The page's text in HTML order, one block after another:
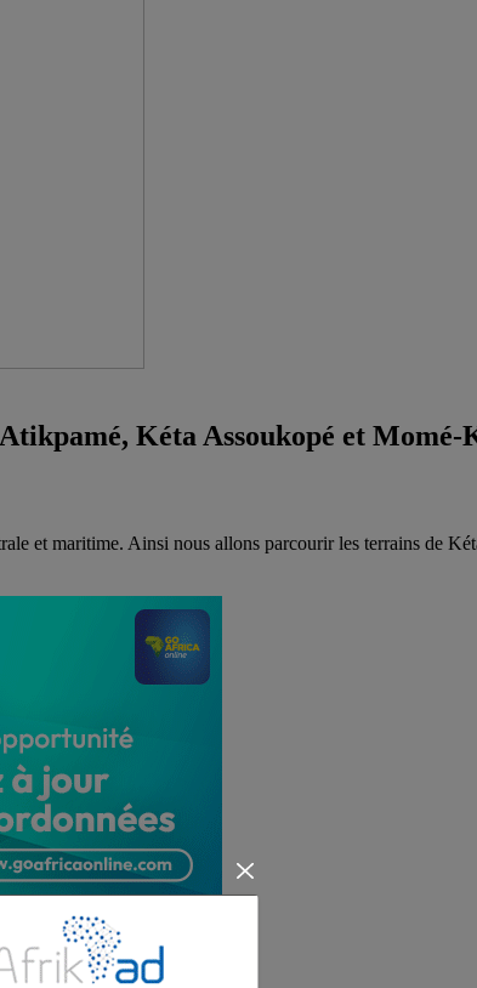
Kéta Assoukopé et Momé-
et maritime. Ainsi nous allons parcourir les terrains de